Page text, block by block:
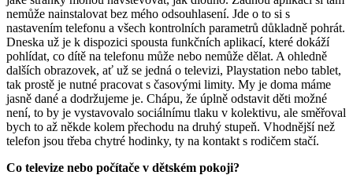
nemůže nainstalovat bez mého odsouhlasení. Jde o to si s
nastavením telefonu a všech kontrolních parametrů důkladně pohrát.
Dneska už je k dispozici spousta funkčních aplikací, které dokáží
pohlídat, co dítě na telefonu může nebo nemůže dělat. A ohledně
dalších obrazovek, ať už se jedná o televizi, Playstation nebo tablet,
tak prostě je nutné pracovat s časovými limity. My je doma máme
jasně dané a dodržujeme je. Chápu, že úplně odstavit děti možné
není, to by je vystavovalo sociálnímu tlaku v kolektivu, ale směřoval
bych to až někde kolem přechodu na druhý stupeň. Vhodnější než
telefon jsou třeba chytré hodinky, ty na kontakt s rodičem stačí.
Co televize nebo počítače v dětském pokoji?